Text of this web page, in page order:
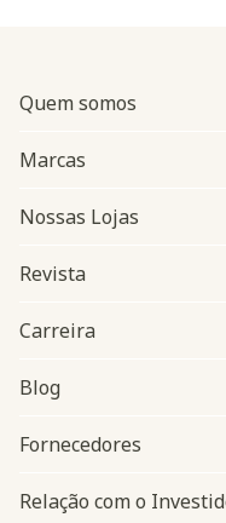
Navegação do rodapé
Quem somos
Marcas
Nossas Lojas
Revista
Carreira
Blog
Fornecedores
Relação com o